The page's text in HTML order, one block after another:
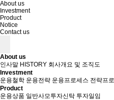
About us
Investment
Product
Notice
Contact us
About us
인사말 HISTORY 회사개요 및 조직도
Investment
운용철학 운용전략 운용프로세스 전략프
Product
운용상품 일반사모투자신탁 투자일임